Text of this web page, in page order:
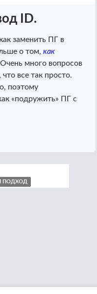
ID.
заменить ПГ в
о том, как
много вопросов
все так просто.
поэтому
«подружить» ПГ с
на Epson L1800. Ввод ID
ПОДХОД